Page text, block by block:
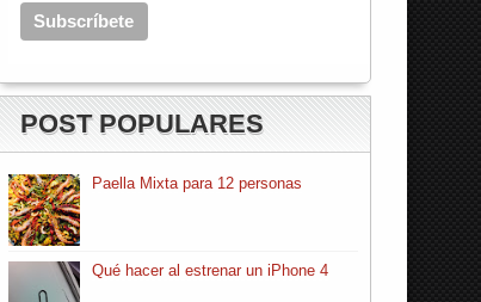
POST POPULARES
Paella Mixta para 12 personas
Qué hacer al estrenar un iPhone 4